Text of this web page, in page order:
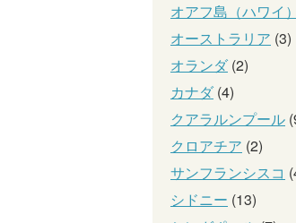
オアフ島（ハワイ）
オーストラリア (3)
オランダ(2)
カナダ(4)
クアラルンプール
クロアチア (2)
サンフランシスコ
シドニー (13)